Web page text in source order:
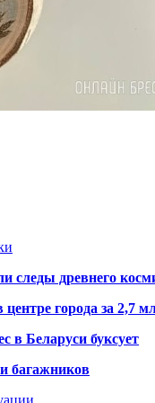
древнего
города за 2,7
в Беларуси буксует
багажников